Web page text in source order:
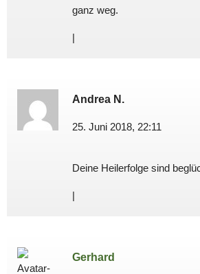
ganz weg.
|
Andrea N.
25. Juni 2018, 22:11
Deine Heilerfolge sind
|
Gerhard